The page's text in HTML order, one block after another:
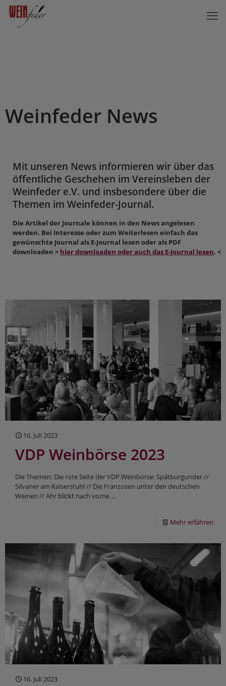
Weinfeder News
Mit unseren News informieren wir über das
öffentliche Geschehen im Vereinsleben der
Weinfeder e.V. und insbesondere über die
Themen im Weinfeder-Journal.
Die Artikel der Journale können in den News angelesen
werden. Bei Interesse oder zum Weiterlesen einfach das
gewünschte Journal als E-Journal lesen oder als PDF
downloaden > hier downloaden oder auch das E-Journal lesen. <
16. Juli 2023
VDP Weinbörse 2023
Die Themen: Die rote Seite der VDP.Weinbörse: Spätburgunder //
Silvaner am Kaiserstuhl // Die Franzosen unter den deutschen
Weinen // Ahr blickt nach vorne …
Mehr erfahren
16. Juli 2023